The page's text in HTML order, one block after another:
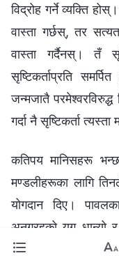
विद्रोह गर्ने व्यक्ति
वास्ता गर्छस्, तर
वास्ता गर्दैनस्। तँ
सृष्टिकर्ताप्रति
जन्मजातै
गर्दा नै सृष्टिकर्ता
कतिपय मानिसहरू
मण्डलीहरूका लागि
योगदान दिए।
अनुग्रहको युग धान्यो
तुलनमा मात्र